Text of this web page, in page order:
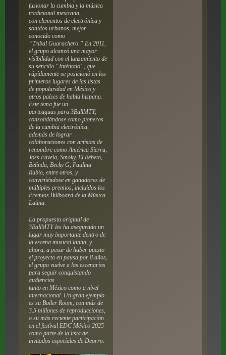
fusionar la cumbia y la música
tradicional mexicana,
con elementos de electrónica y
sonidos urbanos, mejor
conocido como
“Tribal Guarachero.” En 2011,
el grupo alcanzó una mayor
visibilidad con el lanzamiento de
su sencillo “Inténtalo”, que
rápidamente se posicionó en los
primeros lugares de las listas
de popularidad en México y
otros países de habla hispana.
Este tema fue un
parteaguas para 3BallMTY,
consolidándose como pioneros
de la cumbia electrónica,
además de lograr
colaboraciones con artistas de
renombre como América Sierra,
Joss Favela, Smoky, El Bebeto,
Belinda, Becky G, Paulina
Rubio, entre otros, y
convirtiéndose en ganadores de
múltiples premios, incluidos los
Premios Billboard de la Música
Latina.
La propuesta original de
3BallMTY les ha asegurado un
lugar muy importante dentro de
la escena musical latina, y
ahora, a pesar de haber puesto
el proyecto en pausa por 8 años,
el grupo vuelve a los escenarios
para seguir conquistando
audiencias
tanto en México como a nivel
internacional. Un gran ejemplo
es su Boiler Room, con más de
3.5 millones de reproducciones,
o su más reciente participación
en el festival EDC México 2025
como parte de la lista de
invitados especiales de Deorro.